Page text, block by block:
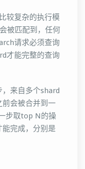
较复杂的执行模
被匹配到，任何
请求必须查询
才能完整的查询
来自多个shard
前会被合并到一
步取top N的操
完成，分别是